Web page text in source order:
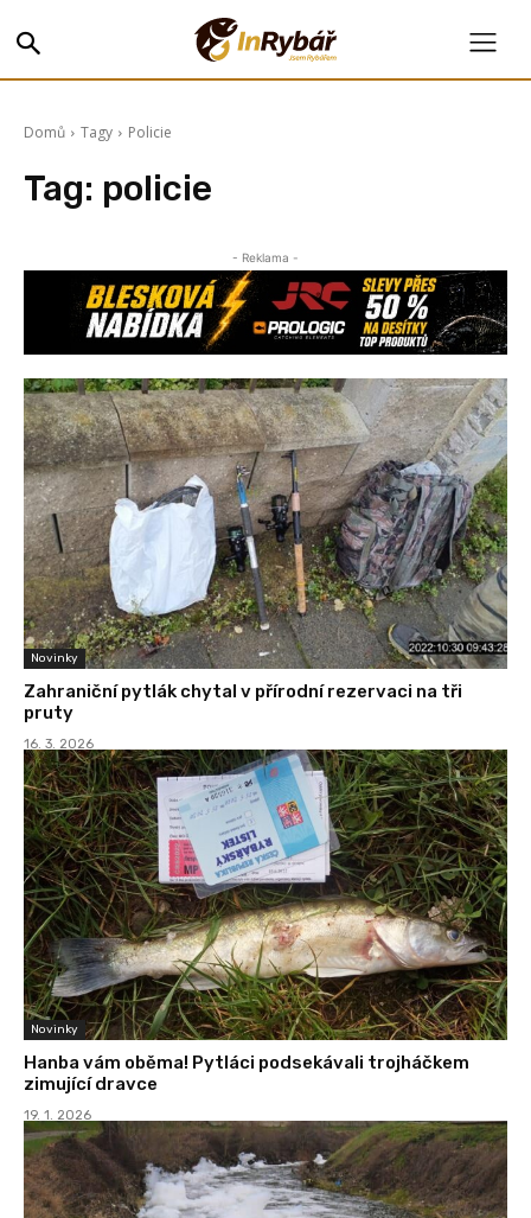
Domů Tagy Policie
Tag: policie
- Reklama -
Novinky
Zahraniční pytlák chytal v přírodní rezervaci na tři
pruty
16. 3. 2026
Novinky
Hanba vám oběma! Pytláci podsekávali trojháčkem
zimující dravce
19. 1. 2026